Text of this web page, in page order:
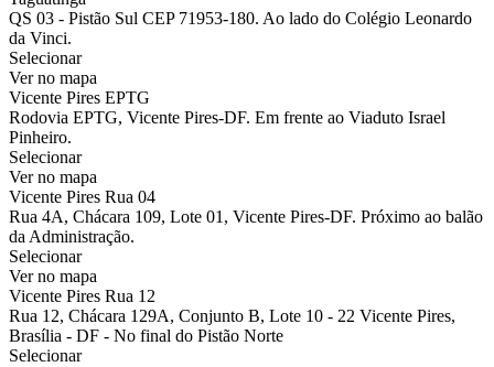
QS 03 - Pistão Sul CEP 71953-180. Ao lado do Colégio Leonardo
da Vinci.
Selecionar
Ver no mapa
Vicente Pires EPTG
Rodovia EPTG, Vicente Pires-DF. Em frente ao Viaduto Israel
Pinheiro.
Selecionar
Ver no mapa
Vicente Pires Rua 04
Rua 4A, Chácara 109, Lote 01, Vicente Pires-DF. Próximo ao balão
da Administração.
Selecionar
Ver no mapa
Vicente Pires Rua 12
Rua 12, Chácara 129A, Conjunto B, Lote 10 - 22 Vicente Pires,
Brasília - DF - No final do Pistão Norte
Selecionar